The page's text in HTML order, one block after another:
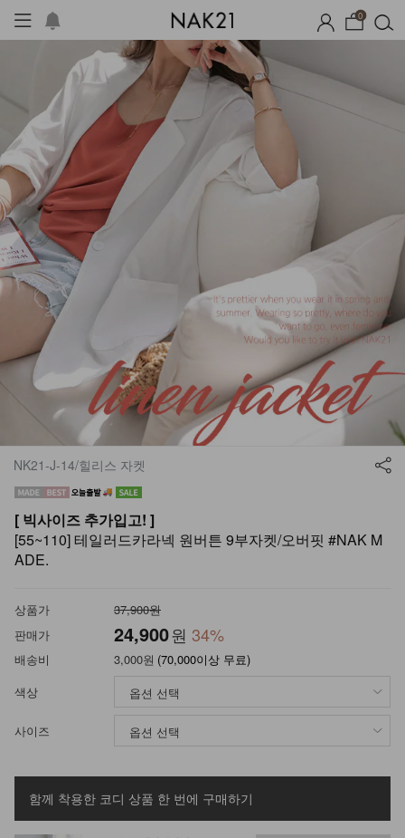
0
여름 잠옷 장마템 기획전 오늘출발 시즌
NK21-J-14/힐리스 자켓
[ 빅사이즈 추가입고! ]
[55~110] 테일러드카라넥 원버튼 9부자켓/오버핏 #NAK M
ADE.
상품가
37,900원
판매가
24,900원 34%
배송비 3,000원 (70,000이상 무료)
색상
사이즈
함께 착용한 코디 상품 한 번에 구매하기